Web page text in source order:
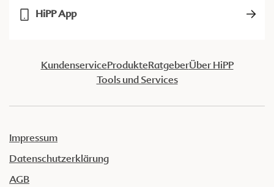
HiPP App
KundenserviceProdukteRatgeberÜber HiPP
Tools und Services
Impressum
Datenschutzerklärung
AGB